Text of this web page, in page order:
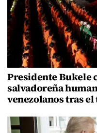
Presidente Bukele
salvadoreña
venezolanos tras